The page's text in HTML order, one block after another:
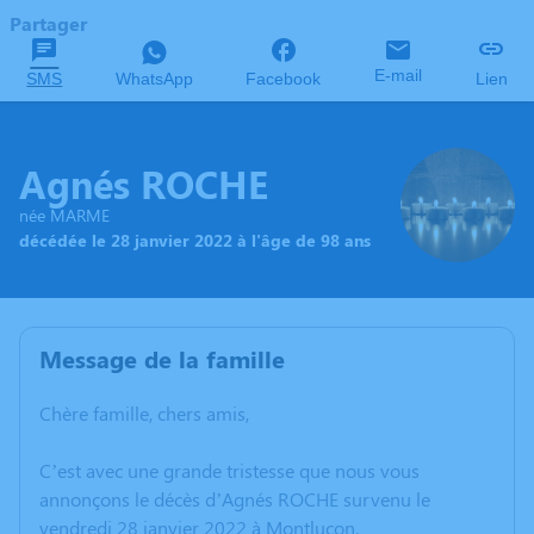
Partager
SMS WhatsApp Facebook E-mail Lien
Agnés ROCHE
née MARME
décédée le 28 janvier 2022 à l'âge de 98 ans
Message de la famille
Chère famille, chers amis,
C’est avec une grande tristesse que nous vous
annonçons le décès d’Agnés ROCHE survenu le
vendredi 28 janvier 2022 à Montluçon.